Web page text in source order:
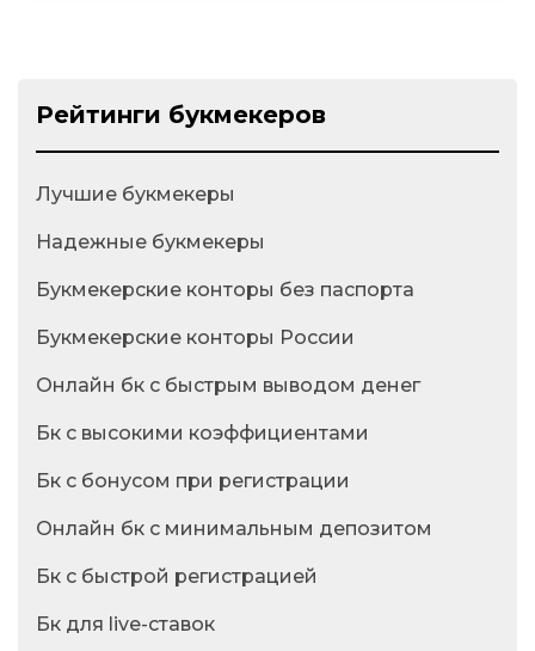
Рейтинги букмекеров
Лучшие букмекеры
Надежные букмекеры
Букмекерские конторы без паспорта
Букмекерские конторы России
Онлайн бк с быстрым выводом денег
Бк с высокими коэффициентами
Бк с бонусом при регистрации
Онлайн бк с минимальным депозитом
Бк с быстрой регистрацией
Бк для live-ставок